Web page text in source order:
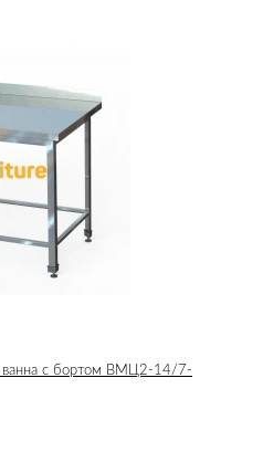
ванна с бортом ВМЦ2-14/7-